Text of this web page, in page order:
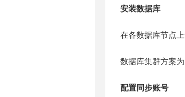
安装数据库
在各数据库节点
数据库集群方案
配置同步账号